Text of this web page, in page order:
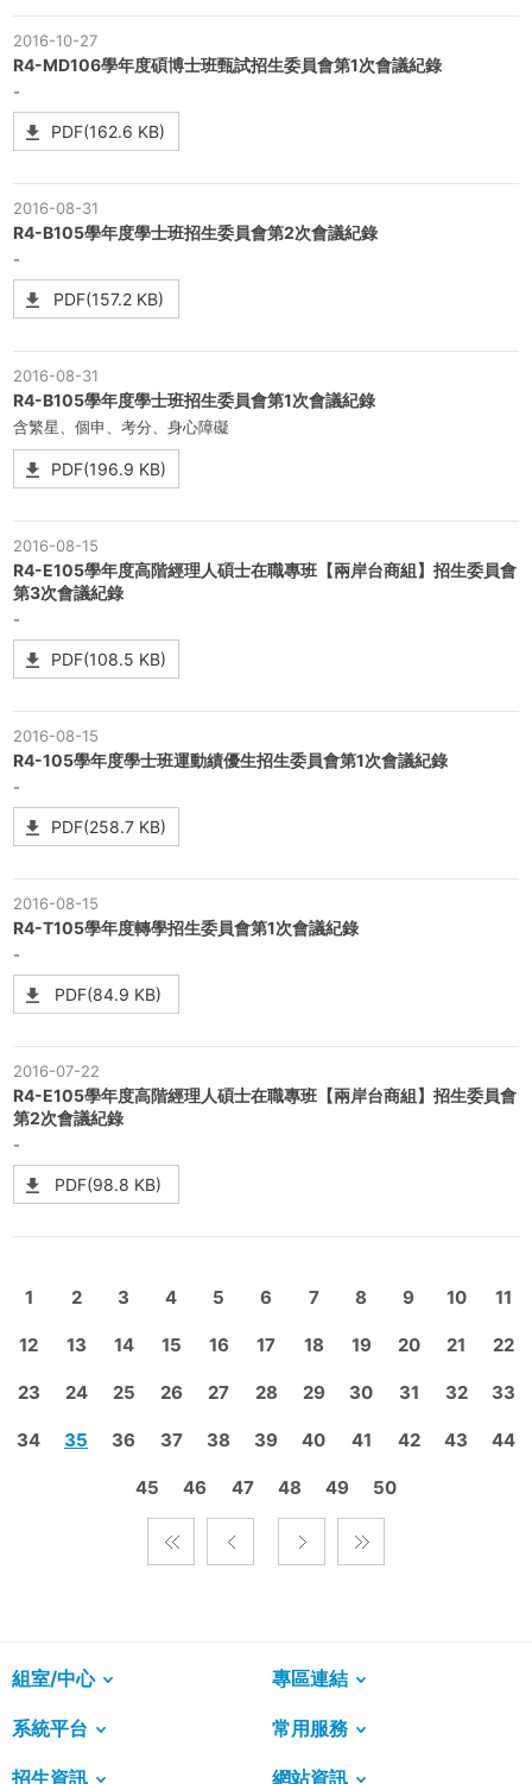
2016-10-27
R4-MD106學年度碩博士班甄試招生委員會第1次會議紀錄
-
PDF(162.6 KB)
2016-08-31
R4-B105學年度學士班招生委員會第2次會議紀錄
-
PDF(157.2 KB)
2016-08-31
R4-B105學年度學士班招生委員會第1次會議紀錄
含繁星、個申、考分、身心障礙
PDF(196.9 KB)
2016-08-15
R4-E105學年度高階經理人碩士在職專班【兩岸台商組】招生委員會
第3次會議紀錄
-
PDF(108.5 KB)
2016-08-15
R4-105學年度學士班運動績優生招生委員會第1次會議紀錄
-
PDF(258.7 KB)
2016-08-15
R4-T105學年度轉學招生委員會第1次會議紀錄
-
PDF(84.9 KB)
2016-07-22
R4-E105學年度高階經理人碩士在職專班【兩岸台商組】招生委員會
第2次會議紀錄
-
PDF(98.8 KB)
1 2 3 4 5 6 7 8 9 10 11
12 13 14 15 16 17 18 19 20 21 22
23 24 25 26 27 28 29 30 31 32 33
34 35 36 37 38 39 40 41 42 43 44
45 46 47 48 49 50
組室/中心 專區連結
系統平台 常用服務
招生資訊 網站資訊